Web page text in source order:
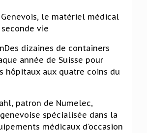
Genevois, le matériel médical
vie
dizaines de containers
année de Suisse pour
hôpitaux aux quatre coins du
patron de Numelec,
spécialisée dans la
médicaux d'occasion